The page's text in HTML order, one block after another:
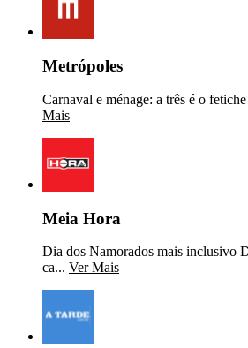
Metrópoles
Carnaval e ménage: a três é o
Mais
Meia Hora
Dia dos Namorados mais inclusivo
ca... Ver Mais